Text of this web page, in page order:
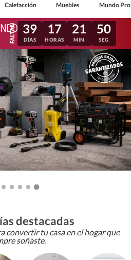
Calefacción Muebles Mundo Pro
39
DÍAS
17
HORAS
21
MIN
47
SEG
destacadas
convertir tu casa en el hogar que
soñaste.